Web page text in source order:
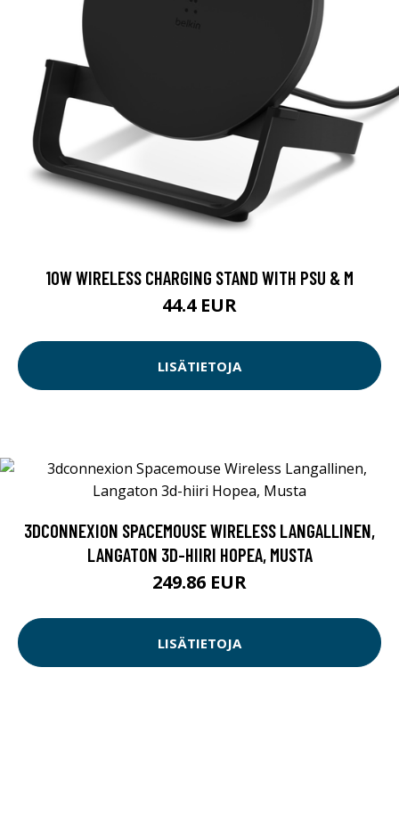
10W WIRELESS CHARGING STAND WITH PSU & M
44.4 EUR
LISÄTIETOJA
3DCONNEXION SPACEMOUSE WIRELESS LANGALLINEN,
LANGATON 3D-HIIRI HOPEA, MUSTA
249.86 EUR
LISÄTIETOJA